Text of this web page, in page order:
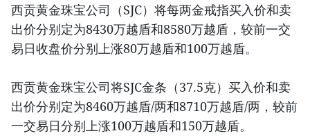
西贡黄金珠宝公司（SJC）将每两金戒指买入价和卖
出价分别定为8430万越盾和8580万越盾，较前一交
易日收盘价分别上涨80万越盾和100万越盾。
西贡黄金珠宝公司将SJC金条（37.5克）买入价和卖
出价分别定为8460万越盾/两和8710万越盾/两，较前
一交易日分别上涨100万越盾和150万越盾。